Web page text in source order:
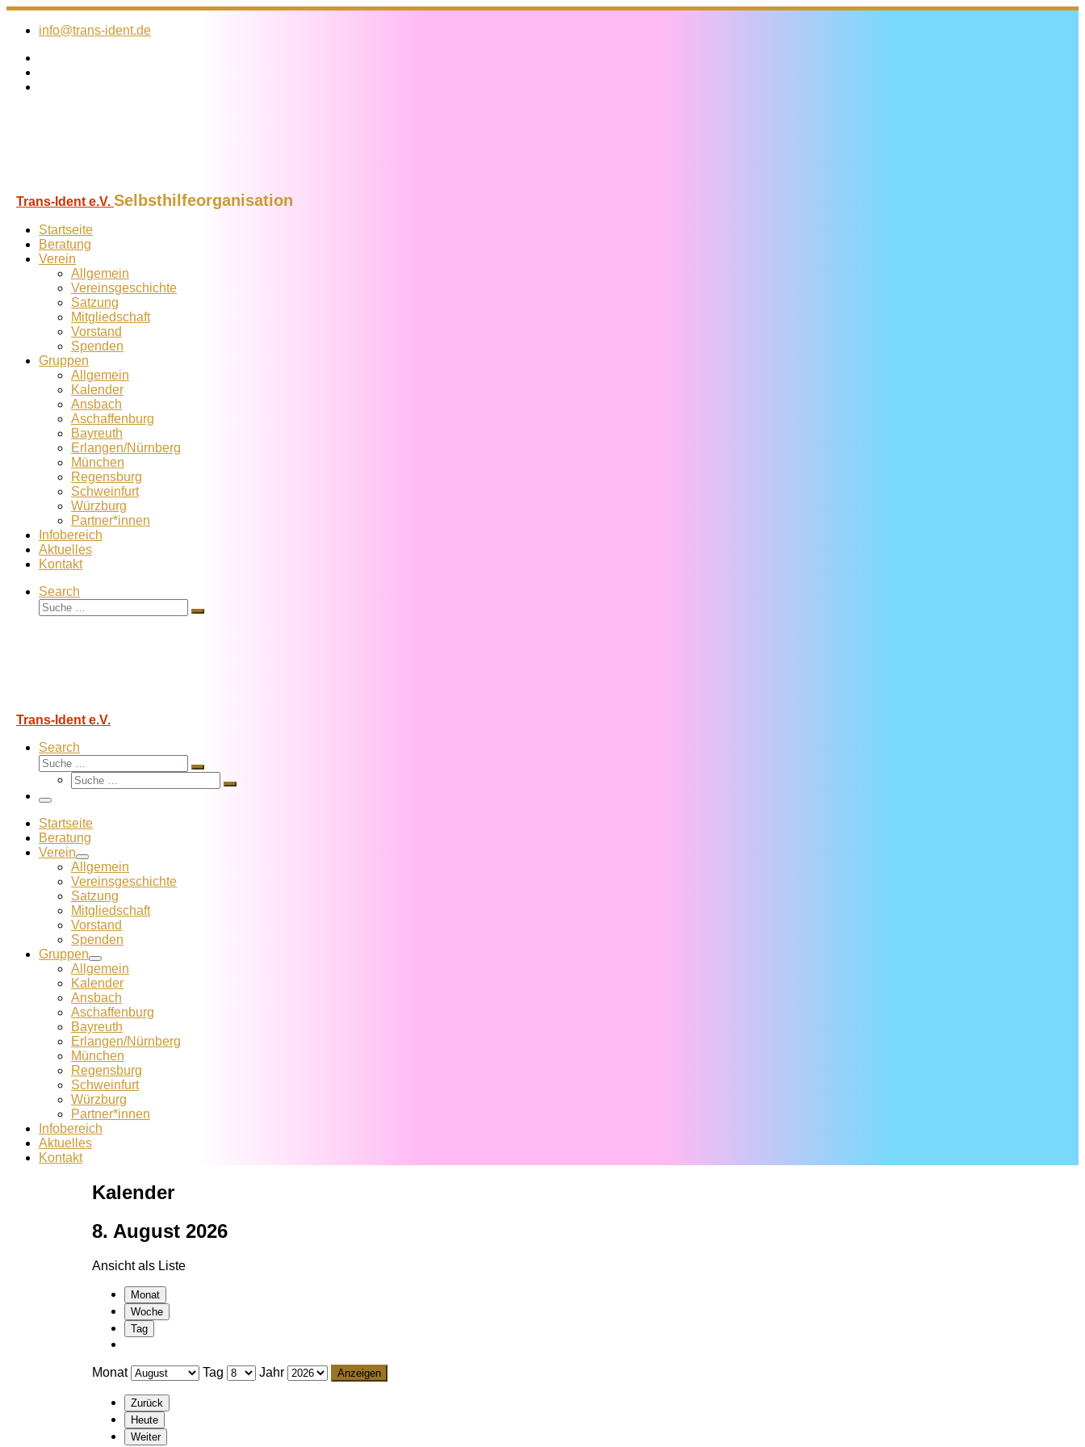
Zum
Inhalt
info@trans-ident.de
Trans-Ident e.V. Selbsthilfeorganisation
Startseite
Beratung
Verein
Allgemein
Vereins­geschichte
Satzung
Mitglied­schaft
Vorstand
Spenden
Gruppen
Allgemein
Kalender
Ansbach
Aschaffenburg
Bayreuth
Erlangen/Nürnberg
München
Regensburg
Schweinfurt
Würzburg
Partner*innen
Infobereich
Aktuelles
Kontakt
Search
Suche
Suche
Trans-Ident e.V.
Search
Suche
Suche
Suche
Suche
Menü
Startseite
Beratung
Verein
Allgemein
Vereins­geschichte
Satzung
Mitglied­schaft
Vorstand
Spenden
Gruppen
Allgemein
Kalender
Ansbach
Aschaffenburg
Bayreuth
Erlangen/Nürnberg
München
Regensburg
Schweinfurt
Würzburg
Partner*innen
Infobereich
Aktuelles
Kontakt
Kalender
8. August 2026
Ansicht als Liste
Monat
Woche
Tag
Monat Tag Jahr
Zurück
Heute
Weiter